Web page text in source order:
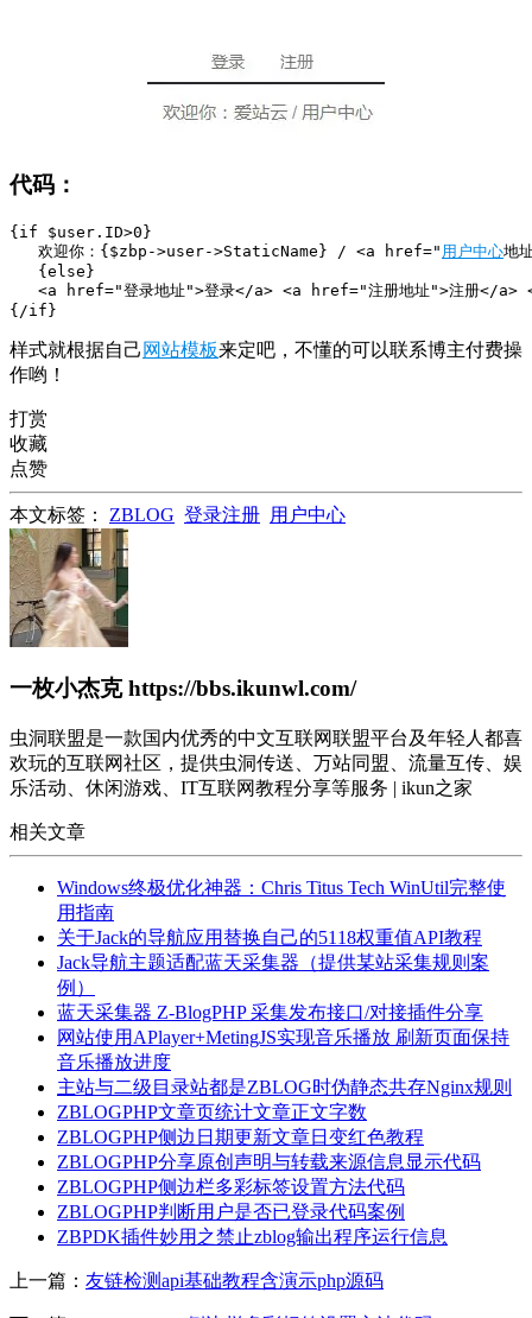
代码：
{if $user.ID>0}
欢迎你：{$zbp->user->StaticName} / <a href=" 用户中心地
{else}
<a href="登录地址">登录</a> <a href="注册地址">注册</a>
{/if}
样式就根据自己 网站模板来定吧，不懂的可以联系博主付费操
作哟！
打赏
收藏
点赞
本文标签： ZBLOG 登录注册 用户中心
一枚小杰克https://bbs.ikunwl.com/
虫洞联盟是一款国内优秀的中文互联网联盟平台及年轻人都喜
欢玩的互联网社区，提供虫洞传送、万站同盟、流量互传、娱
乐活动、休闲游戏、IT互联网教程分享等服务 | ikun之家
相关文章
Windows终极优化神器：Chris Titus Tech WinUtil完整使
用指南
关于Jack的导航应用替换自己的5118权重值API教程
Jack导航主题适配蓝天采集器（提供某站采集规则案
例）
蓝天采集器 Z-BlogPHP 采集发布接口/对接插件分享
网站使用APlayer+MetingJS实现音乐播放 刷新页面保持
音乐播放进度
主站与二级目录站都是ZBLOG时伪静态共存Nginx规则
ZBLOGPHP文章页统计文章正文字数
ZBLOGPHP侧边日期更新文章日变红色教程
ZBLOGPHP分享原创声明与转载来源信息显示代码
ZBLOGPHP侧边栏多彩标签设置方法代码
ZBLOGPHP判断用户是否已登录代码案例
ZBPDK插件妙用之禁止zblog输出程序运行信息
上一篇： 友链检测api基础教程含演示php源码